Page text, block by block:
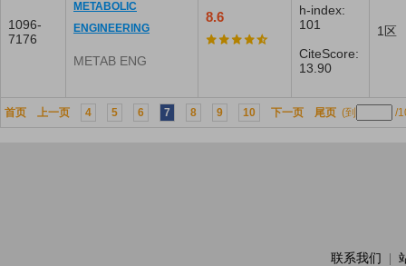
1096-
7176
METABOLIC
ENGINEERING
METAB ENG
8.6
h-index:
101
CiteScore:
13.90
1区
首页 上一页 4 5 6 7 8 9 10 下一页 尾页 (到 /
联系我们